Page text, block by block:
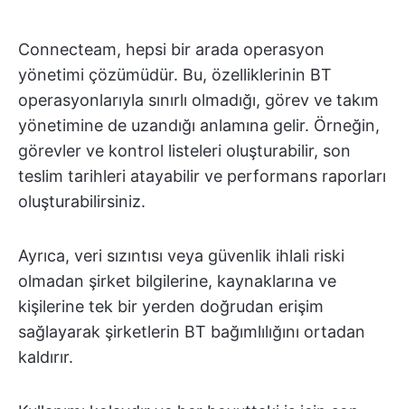
Connecteam, hepsi bir arada operasyon
yönetimi çözümüdür. Bu, özelliklerinin BT
operasyonlarıyla sınırlı olmadığı, görev ve takım
yönetimine de uzandığı anlamına gelir. Örneğin,
görevler ve kontrol listeleri oluşturabilir, son
teslim tarihleri atayabilir ve performans raporları
oluşturabilirsiniz.
Ayrıca, veri sızıntısı veya güvenlik ihlali riski
olmadan şirket bilgilerine, kaynaklarına ve
kişilerine tek bir yerden doğrudan erişim
sağlayarak şirketlerin BT bağımlılığını ortadan
kaldırır.